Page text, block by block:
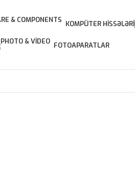
KOMPÜTER HISSƏLƏRI
FOTOAPARATLAR